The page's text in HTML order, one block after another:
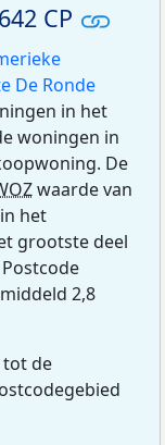
CP
De Ronde
in het
woningen in
De
waarde van
het
grootste deel
2,8
tot de